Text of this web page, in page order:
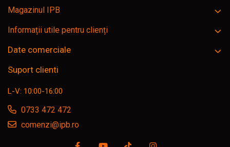
Magazinul IPB
Informații utile pentru clienți
Date comerciale
Suport clienti
L-V: 10:00-16:00
0733 472 472
comenzi@ipb.ro